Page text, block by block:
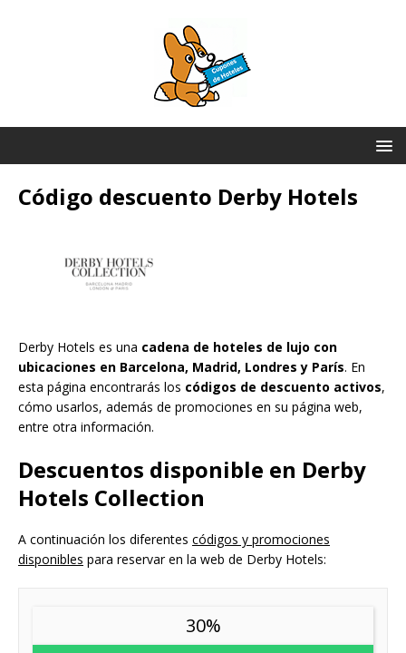
Código descuento Derby Hotels
Derby Hotels es una cadena de hoteles de lujo con
ubicaciones en Barcelona, Madrid, Londres y París. En
esta página encontrarás los códigos de descuento activos,
cómo usarlos, además de promociones en su página web,
entre otra información.
Descuentos disponible en Derby
Hotels Collection
A continuación los diferentes códigos y promociones
disponibles para reservar en la web de Derby Hotels:
30%